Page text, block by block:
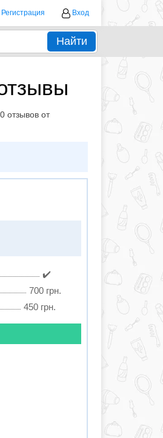
Регистрация Вход
Найти
отзывов от
✔️
700 грн.
450 грн.